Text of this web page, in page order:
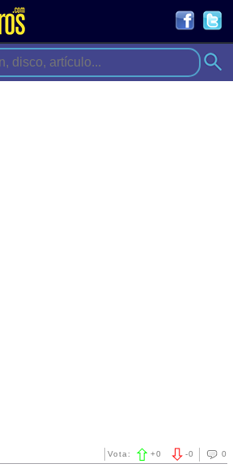
0
-0
Vota: +0